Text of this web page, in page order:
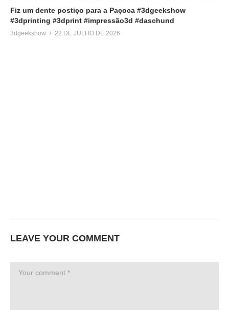
Fiz um dente postiço para a Paçoca #3dgeekshow
#3dprinting #3dprint #impressão3d #daschund
3dgeekshow 22 DE JULHO DE 2026
LEAVE YOUR COMMENT